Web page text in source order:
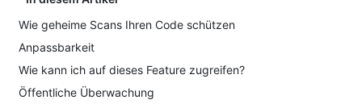
Wie geheime Scans Ihren Code schützen
Anpassbarkeit
Wie kann ich auf dieses Feature zugreifen?
Öffentliche Überwachung